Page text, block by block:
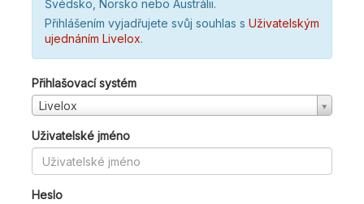
Švédsko, Norsko nebo Austrálii.
Přihlášením vyjadřujete svůj souhlas s Uživatelským
ujednáním Livelox.
Přihlašovací systém
Livelox
Uživatelské jméno
Heslo